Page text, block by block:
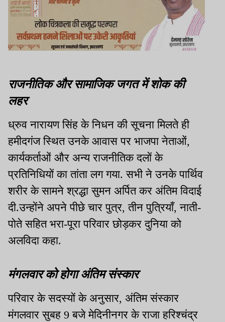
राजनीतिक और सामाजिक जगत में शोक की
लहर
ध्रुव नारायण सिंह के निधन की सूचना मिलते ही
हमीदगंज स्थित उनके आवास पर भाजपा नेताओं,
कार्यकर्ताओं और अन्य राजनीतिक दलों के
प्रतिनिधियों का तांता लग गया. सभी ने उनके पार्थिव
शरीर के सामने श्रद्धा सुमन अर्पित कर अंतिम विदाई
दी.उन्होंने अपने पीछे चार पुत्र, तीन पुत्रियाँ, नाती-
पोते सहित भरा-पूरा परिवार छोड़कर दुनिया को
अलविदा कहा.
मंगलवार को होगा अंतिम संस्कार
परिवार के सदस्यों के अनुसार, अंतिम संस्कार
मंगलवार सुबह 9 बजे मेदिनीनगर के राजा हरिश्चंद्र